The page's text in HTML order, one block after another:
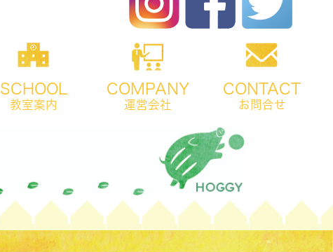
SCHOOL
教室案内
COMPANY
運営会社
CONTACT
お問合せ